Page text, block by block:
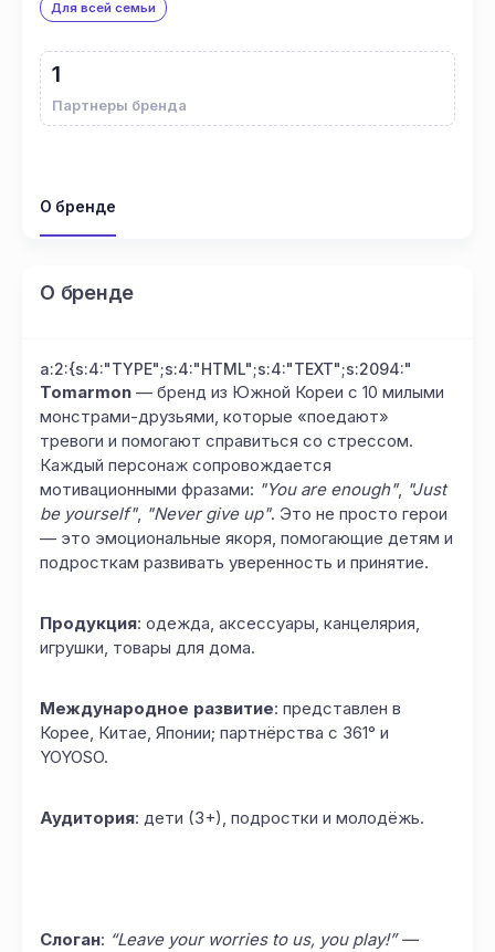
Для всей семьи
1
Партнеры бренда
О бренде
О бренде
a:2:{s:4:"TYPE";s:4:"HTML";s:4:"TEXT";s:2094:"
Tomarmon — бренд из Южной Кореи с 10 милыми
монстрами-друзьями, которые «поедают»
тревоги и помогают справиться со стрессом.
Каждый персонаж сопровождается
мотивационными фразами: "You are enough", "Just
be yourself", "Never give up". Это не просто герои
— это эмоциональные якоря, помогающие детям и
подросткам развивать уверенность и принятие.
Продукция: одежда, аксессуары, канцелярия,
игрушки, товары для дома.
Международное развитие: представлен в
Корее, Китае, Японии; партнёрства с 361° и
YOYOSO.
Аудитория: дети (3+), подростки и молодёжь.
Слоган: “Leave your worries to us, you play!” —